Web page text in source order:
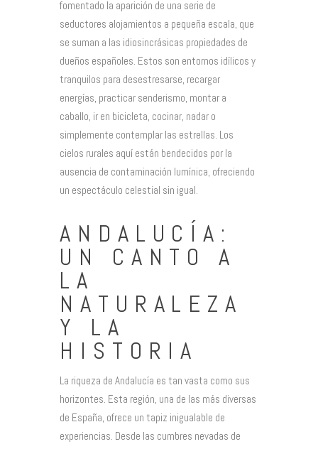
fomentado la aparición de una serie de
seductores alojamientos a pequeña escala, que
se suman a las idiosincrásicas propiedades de
dueños españoles. Estos son entornos idílicos y
tranquilos para desestresarse, recargar
energías, practicar senderismo, montar a
caballo, ir en bicicleta, cocinar, nadar o
simplemente contemplar las estrellas. Los
cielos rurales aquí están bendecidos por la
ausencia de contaminación lumínica, ofreciendo
un espectáculo celestial sin igual.
ANDALUCÍA:
UN CANTO A
LA
NATURALEZA
Y LA
HISTORIA
La riqueza de Andalucía es tan vasta como sus
horizontes. Esta región, una de las más diversas
de España, ofrece un tapiz inigualable de
experiencias. Desde las cumbres nevadas de